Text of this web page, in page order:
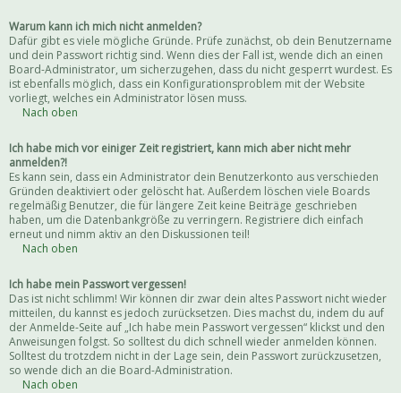
Warum kann ich mich nicht anmelden?
Dafür gibt es viele mögliche Gründe. Prüfe zunächst, ob dein Benutzername
und dein Passwort richtig sind. Wenn dies der Fall ist, wende dich an einen
Board-Administrator, um sicherzugehen, dass du nicht gesperrt wurdest. Es
ist ebenfalls möglich, dass ein Konfigurationsproblem mit der Website
vorliegt, welches ein Administrator lösen muss.
Nach oben
Ich habe mich vor einiger Zeit registriert, kann mich aber nicht mehr
anmelden?!
Es kann sein, dass ein Administrator dein Benutzerkonto aus verschieden
Gründen deaktiviert oder gelöscht hat. Außerdem löschen viele Boards
regelmäßig Benutzer, die für längere Zeit keine Beiträge geschrieben
haben, um die Datenbankgröße zu verringern. Registriere dich einfach
erneut und nimm aktiv an den Diskussionen teil!
Nach oben
Ich habe mein Passwort vergessen!
Das ist nicht schlimm! Wir können dir zwar dein altes Passwort nicht wieder
mitteilen, du kannst es jedoch zurücksetzen. Dies machst du, indem du auf
der Anmelde-Seite auf „Ich habe mein Passwort vergessen“ klickst und den
Anweisungen folgst. So solltest du dich schnell wieder anmelden können.
Solltest du trotzdem nicht in der Lage sein, dein Passwort zurückzusetzen,
so wende dich an die Board-Administration.
Nach oben